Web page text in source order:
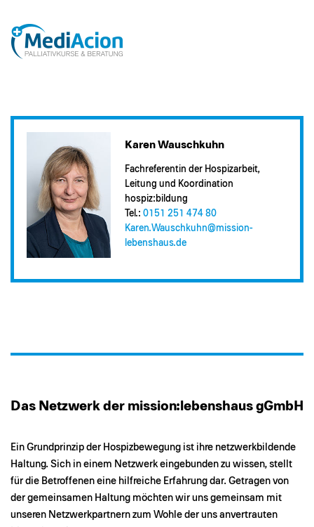
Karen Wauschkuhn
Fachreferentin der Hospizarbeit,
Leitung und Koordination
hospiz:bildung
Tel.: 0151 251 474 80
Karen.Wauschkuhn@​mission-
lebenshaus.de
Das Netzwerk der mission:lebenshaus gGmbH
Ein Grundprinzip der Hospizbewegung ist ihre netzwerkbildende
Haltung. Sich in einem Netzwerk eingebunden zu wissen, stellt
für die Betroffenen eine hilfreiche Erfahrung dar. Getragen von
der gemeinsamen Haltung möchten wir uns gemeinsam mit
unseren Netzwerkpartnern zum Wohle der uns anvertrauten